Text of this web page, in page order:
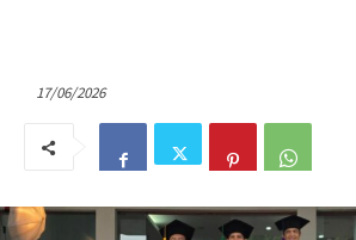
17/06/2026